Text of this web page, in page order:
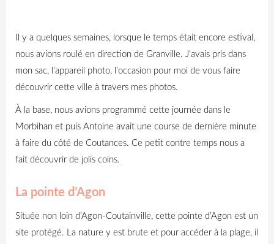
Il y a quelques semaines, lorsque le temps était encore estival,
nous avions roulé en direction de Granville. J’avais pris dans
mon sac, l’appareil photo, l’occasion pour moi de vous faire
découvrir cette ville à travers mes photos.
À la base, nous avions programmé cette journée dans le
Morbihan et puis Antoine avait une course de dernière minute
à faire du côté de Coutances. Ce petit contre temps nous a
fait découvrir de jolis coins.
La pointe d’Agon
Située non loin d’Agon-Coutainville, cette pointe d’Agon est un
site protégé. La nature y est brute et pour accéder à la plage, il